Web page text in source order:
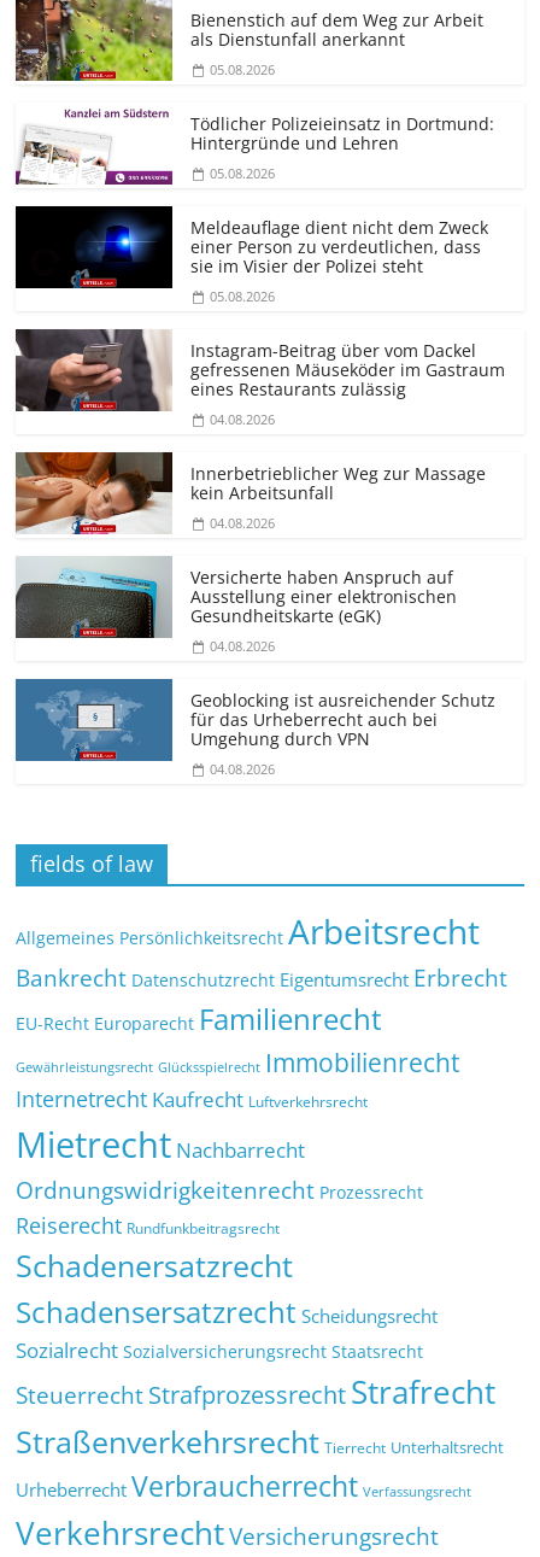
Bienenstich auf dem Weg zur Arbeit
als Dienstunfall anerkannt
05.08.2026
Tödlicher Polizeieinsatz in Dortmund:
Hintergründe und Lehren
05.08.2026
Meldeauflage dient nicht dem Zweck
einer Person zu verdeutlichen, dass
sie im Visier der Polizei steht
05.08.2026
Instagram-Beitrag über vom Dackel
gefressenen Mäuseköder im Gastraum
eines Restaurants zulässig
04.08.2026
Innerbetrieblicher Weg zur Massage
kein Arbeitsunfall
04.08.2026
Versicherte haben Anspruch auf
Ausstellung einer elektronischen
Gesundheitskarte (eGK)
04.08.2026
Geoblocking ist ausreichender Schutz
für das Urheberrecht auch bei
Umgehung durch VPN
04.08.2026
fields of law
Allgemeines Persönlichkeitsrecht Arbeitsrecht
Bankrecht Datenschutzrecht Eigentumsrecht Erbrecht
EU-Recht Europarecht Familienrecht
Gewährleistungsrecht Glücksspielrecht Immobilienrecht
Internetrecht Kaufrecht Luftverkehrsrecht
Mietrecht Nachbarrecht
Ordnungswidrigkeitenrecht Prozessrecht
Reiserecht Rundfunkbeitragsrecht
Schadenersatzrecht
Schadensersatzrecht Scheidungsrecht
Sozialrecht Sozialversicherungsrecht Staatsrecht
SteuerrechtStrafprozessrechtStrafrecht
Straßenverkehrsrecht Tierrecht Unterhaltsrecht
Urheberrecht Verbraucherrecht Verfassungsrecht
VerkehrsrechtVersicherungsrecht